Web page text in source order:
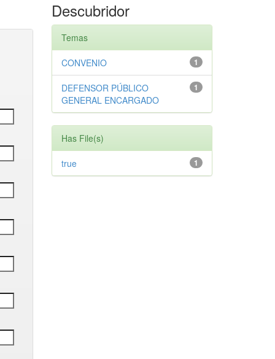
Descubridor
Temas
1
CONVENIO
1
DEFENSOR PÚBLICO
GENERAL ENCARGADO
Has File(s)
1
true